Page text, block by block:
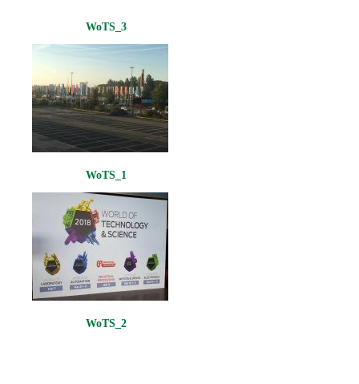
WoTS_3
WoTS_1
WoTS_2